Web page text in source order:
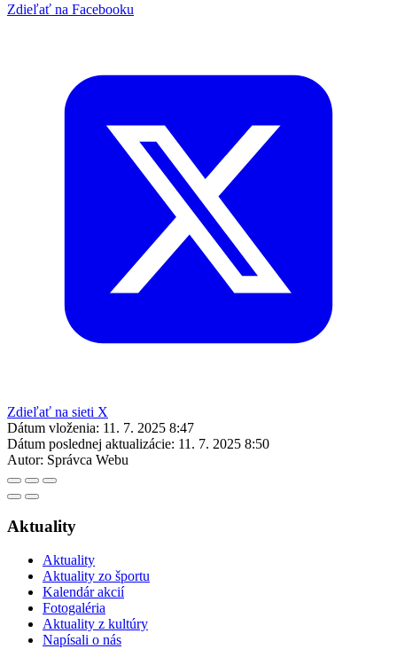
Zdieľať na Facebooku
Zdieľať na sieti X
Dátum vloženia: 11. 7. 2025 8:47
Dátum poslednej aktualizácie: 11. 7. 2025 8:50
Autor: Správca Webu
Aktuality
Aktuality
Aktuality zo športu
Kalendár akcií
Fotogaléria
Aktuality z kultúry
Napísali o nás